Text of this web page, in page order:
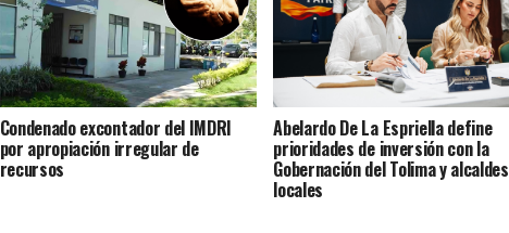
Condenado excontador del IMDRI
por apropiación irregular de
recursos
Abelardo De La Espriella define
prioridades de inversión con la
Gobernación del Tolima y alcaldes
locales